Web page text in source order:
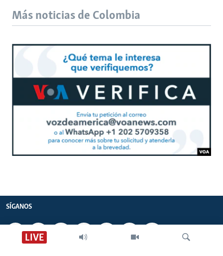
LIVE
Más noticias de Colombia
SÍGANOS